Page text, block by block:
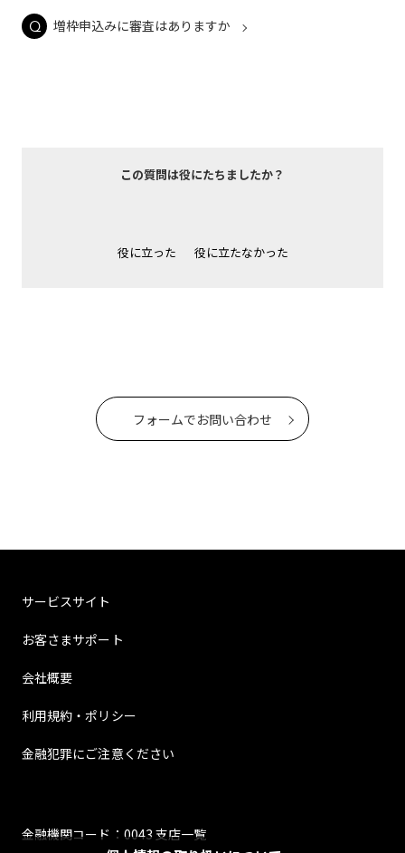
増枠申込みに審査はありますか
この質問は役にたちましたか？
役に立った 役に立たなかった
フォームでお問い合わせ
サービスサイト
お客さまサポート
会社概要
利用規約・ポリシー
金融犯罪にご注意ください
金融機関コード：0043 支店一覧